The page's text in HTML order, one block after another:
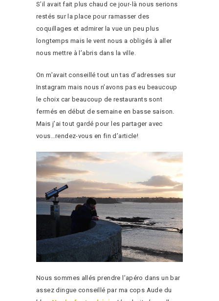
S’il avait fait plus chaud ce jour-là nous serions
restés sur la place pour ramasser des
coquillages et admirer la vue un peu plus
longtemps mais le vent nous a obligés à aller
nous mettre à l’abris dans la ville.
On m’avait conseillé tout un tas d’adresses sur
Instagram mais nous n’avons pas eu beaucoup
le choix car beaucoup de restaurants sont
fermés en début de semaine en basse saison.
Mais j’ai tout gardé pour les partager avec
vous…rendez-vous en fin d’article!
Nous sommes allés prendre l’apéro dans un bar
assez dingue conseillé par ma cops Aude du